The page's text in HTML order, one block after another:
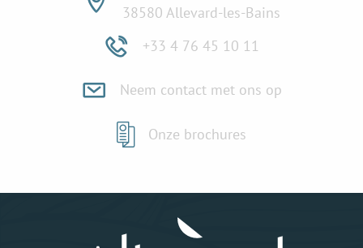
38580 Allevard-les-Bains
+33 4 76 45 10 11
Neem contact met ons op
Onze brochures